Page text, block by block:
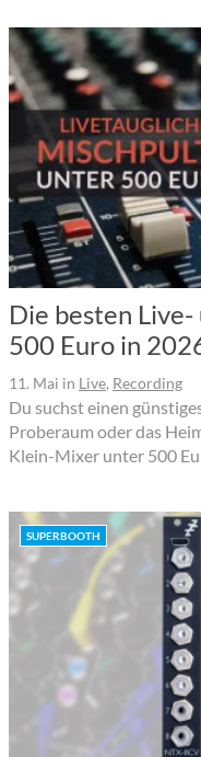
Die besten
500 Euro in
11. Mai in Live, Recording
Du suchst einen
Proberaum oder das
Klein-Mixer unter 500
SUPERBOOTH